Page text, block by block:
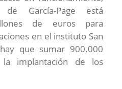
García-Page está
de euros para
en el instituto San
que sumar 900.000
implantación de los